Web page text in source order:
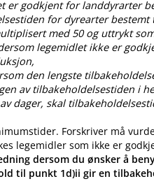
er godkjent for landdyrarter
for dyrearter
med 50 og uttrykt
legemidlet ikke er
den lengste
av tilbakeholdelsestiden i
dager, skal
Forskriver må
legemidler som ikke er
dersom du ønsker å
til punkt 1d)ii gir en